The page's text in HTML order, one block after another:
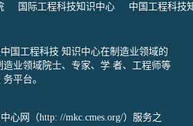
国际工程科技知识中心
中国工程科技
国工程科技 知识中心在制造业领域的
业领域院士、专家、学 者、工程师等
平台。
心网（http: //mkc.cmes.org/）服务之